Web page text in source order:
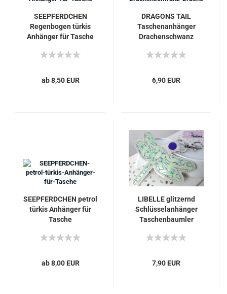
SEEPFERDCHEN
Regenbogen türkis
Anhänger für Tasche
ab 8,50 EUR
DRAGONS TAIL
Taschenanhänger
Drachenschwanz
6,90 EUR
SEEPFERDCHEN petrol
türkis Anhänger für
Tasche
ab 8,00 EUR
LIBELLE glitzernd
Schlüsselanhänger
Taschenbaumler
7,90 EUR